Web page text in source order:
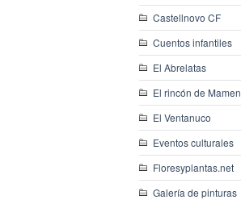
Castellnovo CF
Cuentos infantiles
El Abrelatas
El rincón de Mamen
El Ventanuco
Eventos culturales
Floresyplantas.net
Galería de pinturas